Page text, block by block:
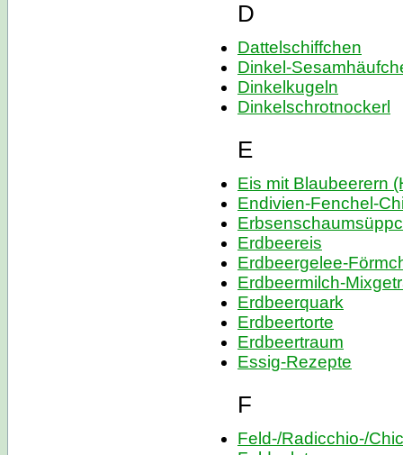
D
Dattelschiffchen
Dinkel-
Dinkelkugeln
Dinkelschrotnockerl
E
Eis mit Blaubeerern
Endivien-Fenchel-
Erdbeereis
Erdbeergelee-
Erdbeermilch-
Erdbeerquark
Erdbeertorte
Erdbeertraum
Essig-Rezepte
F
Feld-/Radicchio-/